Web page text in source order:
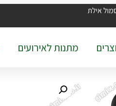
אילת
מתנות לאירועים